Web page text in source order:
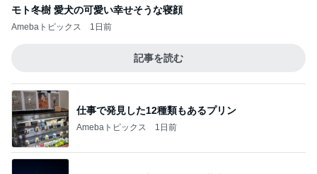
モト冬樹 愛犬の可愛い幸せそうな寝顔
Amebaトピックス 1日前
記事を読む
仕事で発見した12種類もあるプリン
Amebaトピックス 1日前